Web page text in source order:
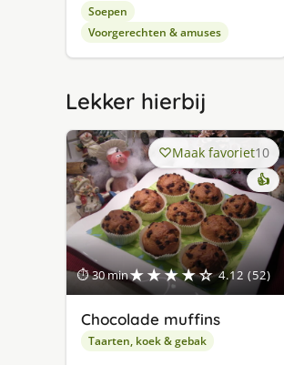
Soepen
Voorgerechten & amuses
Lekker hierbij
⏱ 30 min★★★★☆ 4.12 (52)
Maak favoriet10
👍
Chocolade muffins
Taarten, koek & gebak